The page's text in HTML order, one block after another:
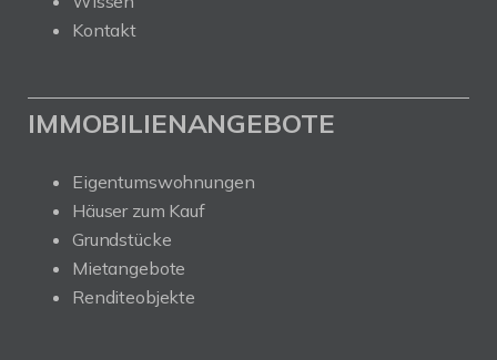
Kontakt
IMMOBILIENANGEBOTE
Eigentumswohnungen
Häuser zum Kauf
Grundstücke
Mietangebote
Renditeobjekte